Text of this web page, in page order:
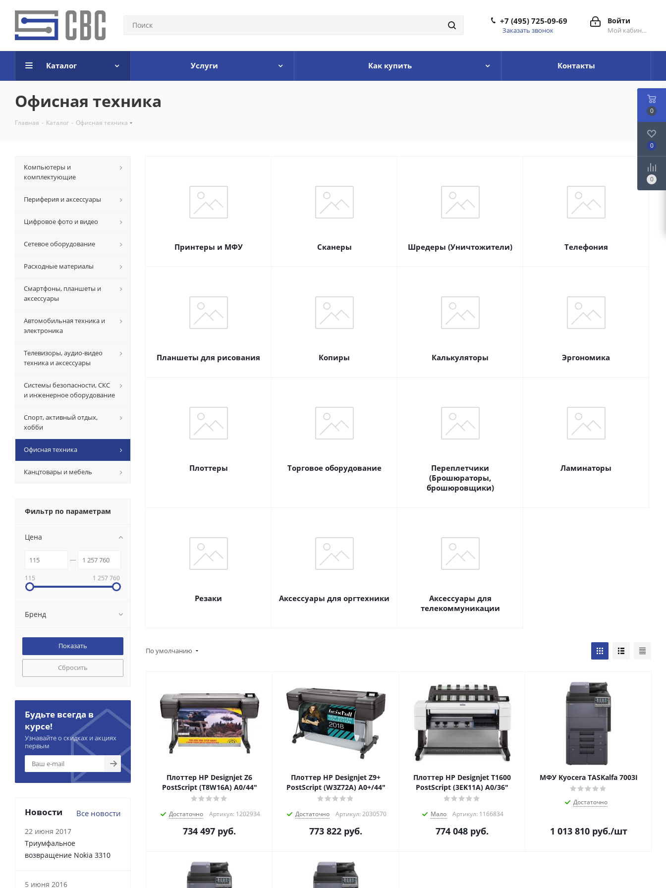
Войти
Мой кабинет
+7 (495) 725-09-69
Заказать звонок
Каталог Услуги Как купить Контакты
Офисная техника
Главная - Каталог - Офисная техника
Принтеры и МФУ Сканеры Шредеры (Уничтожители) Телефония
Планшеты для рисования Копиры Калькуляторы Эргономика
Плоттеры Торговое оборудование
Переплетчики
(Брошюраторы,
брошюровщики)
Ламинаторы
Резаки Аксессуары для оргтехники
Аксессуары для
телекоммуникации
По умолчанию
Плоттер HP Designjet Z6
PostScript (T8W16A) A0/44"
Достаточно Артикул: 1202934
734 497 руб.
Плоттер HP Designjet Z9+
PostScript (W3Z72A) A0+/44"
Достаточно Артикул: 2030570
773 822 руб.
Плоттер HP Designjet T1600
PostScript (3EK11A) A0/36"
Мало Артикул: 1166834
774 048 руб.
МФУ Kyocera TASKalfa 7003I
Достаточно
1 013 810руб./шт
Компьютеры и
комплектующие
Периферия и аксессуары
Цифровое фото и видео
Сетевое оборудование
Расходные материалы
Смартфоны, планшеты и
аксессуары
Автомобильная техника и
электроника
Телевизоры, аудио-видео
техника и аксессуары
Системы безопасности, СКС
и инженерное оборудование
Спорт, активный отдых,
хобби
Офисная техника
Канцтовары и мебель
Фильтр по параметрам
Цена
115 1 257 760
Бренд
Сбросить
Будьте всегда в
курсе!
Узнавайте о скидках и акциях
первым
Новости Все новости
22 июня 2017
Триумфальное
возвращение Nokia 3310
5 июня 2016
0
0
0